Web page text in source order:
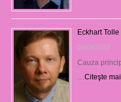
Eckhart
09/09/2023
Cauza
…Citeşte